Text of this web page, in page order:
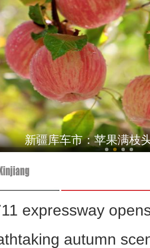
《上海古丽》男主米热：上
新疆库车市：苹果满枝
expressway
autumn